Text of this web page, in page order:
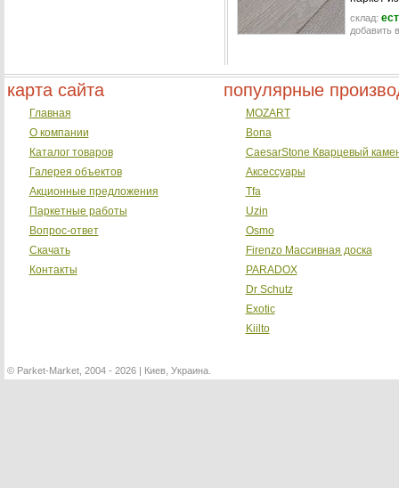
склад:
добавить
карта сайта
Главная
О компании
Каталог товаров
Галерея объектов
Акционные предложения
Паркетные работы
Вопрос-ответ
Скачать
Контакты
популярные
MOZART
Bona
CaesarStone Кварцевый
Аксессуары
Tfa
Uzin
Osmo
Firenzo Массивная доска
PARADOX
Dr Schutz
Exotic
Kiilto
©Parket-Market, 2004 - 2026 | Киев, Украина.